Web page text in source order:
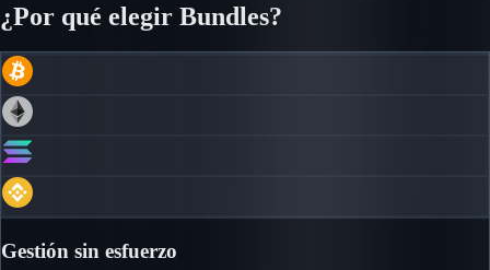
¿Por qué elegir Bundles?
Gestión sin esfuerzo